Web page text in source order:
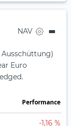
NAV
Euro
Perfor­mance
-1,16 %